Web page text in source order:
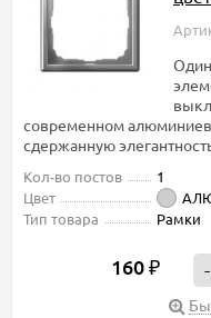
современном
сдержанную
Кол-во постов
1
Цвет
Тип товара
Рамки
160 ₽ -